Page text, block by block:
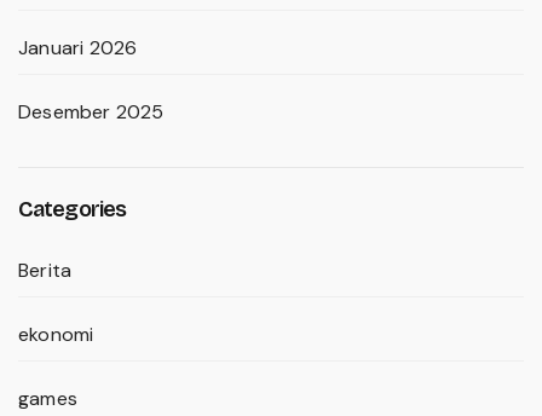
Januari 2026
Desember 2025
Categories
Berita
ekonomi
games